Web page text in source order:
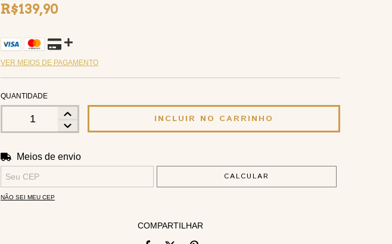
R$139,90
VER MEIOS DE PAGAMENTO
QUANTIDADE
Entregas para o CEP:
Meios de envio
CALCULAR
NÃO SEI MEU CEP
COMPARTILHAR